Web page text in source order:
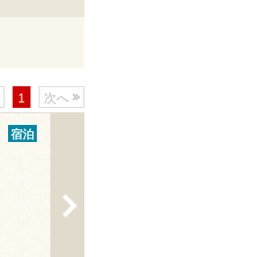
1 次へ
宿泊